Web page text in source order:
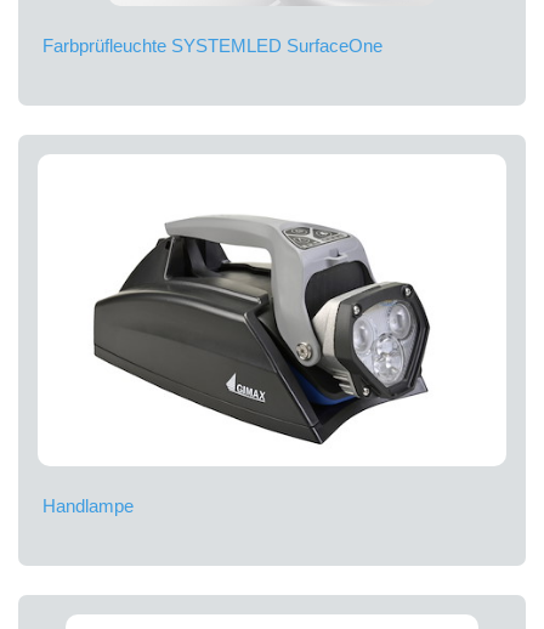
Farbprüfleuchte SYSTEMLED SurfaceOne
Handlampe